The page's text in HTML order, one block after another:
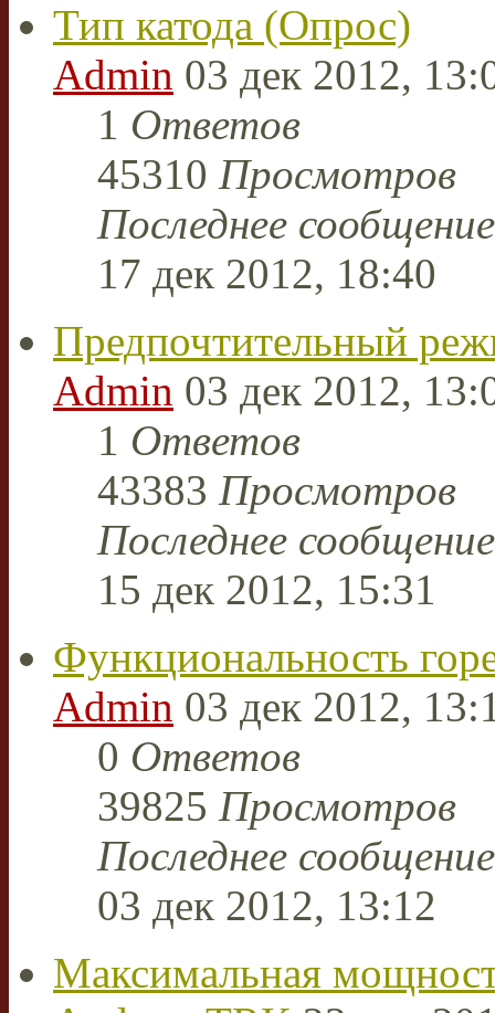
Тип катода (Опрос)
Admin 03 дек 2012,
1 Ответов
45310 Просмотров
Последнее
17 дек 2012, 18:40
Предпочтительный
Admin 03 дек 2012,
1 Ответов
43383 Просмотров
Последнее
15 дек 2012, 15:31
Функциональность
Admin 03 дек 2012,
0 Ответов
39825 Просмотров
Последнее
03 дек 2012, 13:12
Максимальная